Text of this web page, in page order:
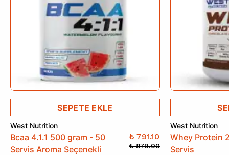
SEPETE EKLE
West Nutrition
Bcaa 4.1.1 500 gram - 50
Servis Aroma Seçenekli
₺ 791.10
₺ 879.00
West Nutrition
Whey Protein
Servis